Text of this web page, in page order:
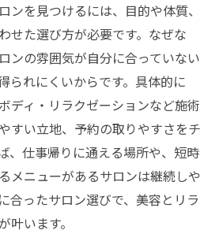
ンを見つけるには、目的や体質、
せた選び方が必要です。なぜな
ンの雰囲気が自分に合っていない
られにくいからです。具体的に
ディ・リラクゼーションなど施術
すい立地、予約の取りやすさをチ
、仕事帰りに通える場所や、短時
メニューがあるサロンは継続しや
合ったサロン選びで、美容とリラ
叶います。